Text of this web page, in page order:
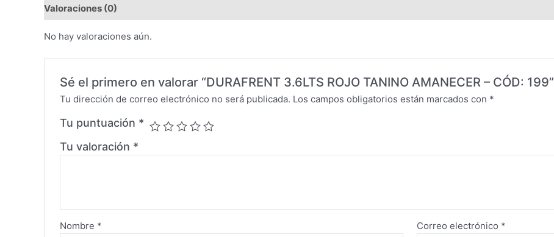
Valoraciones (0)
No hay valoraciones aún.
Sé el primero en valorar “DURAFRENT 3.6LTS ROJO TANINO AMANECER – CÓD: 199”
Tu dirección de correo electrónico no será publicada. Los campos obligatorios están marcados con *
Tu puntuación *
Tu valoración *
Nombre * Correo electrónico *